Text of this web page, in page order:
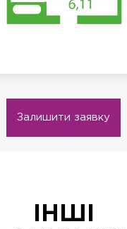
Залишити заявку
ІНШІ